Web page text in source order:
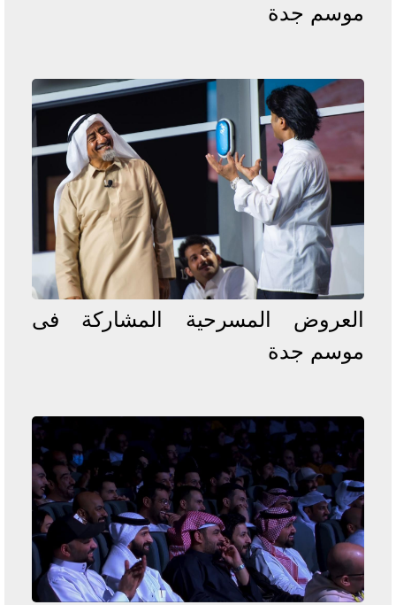
موسم جدة
العروض المسرحية المشاركة فى
موسم جدة